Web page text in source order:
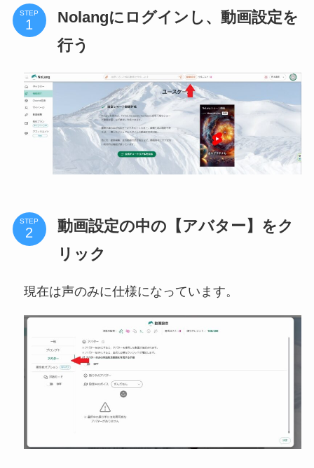
STEP
Nolangにログインし、動画設定を
行う
STEP
動画設定の中の【アバター】をク
リック
現在は声のみに仕様になっています。